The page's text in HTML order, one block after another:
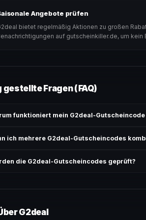
Angebote prüfen
bietet regelmäßig Aktionen zu großen
auf gutscheinkiller.de, um
gestellte Fragen (FAQ)
funktioniert mein G2deal-Gutscheincode
findest du unter „Details".
ich mehrere G2deal-Gutscheincodes
sofern die Angebotsbedingungen
die G2deal-Gutscheincodes geprüft?
G2deal